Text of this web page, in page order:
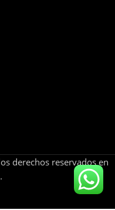
derechos reservados en